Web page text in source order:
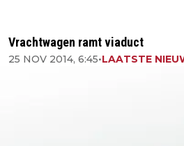
Vrachtwagen ramt viaduct
25 NOV 2014, 6:45•LAATSTE